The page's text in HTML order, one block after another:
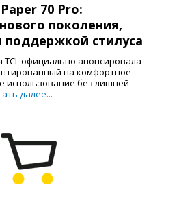
70 Pro:
поколения,
стилуса
TCL официально анонсировала
на комфортное
использование без лишней
далее...